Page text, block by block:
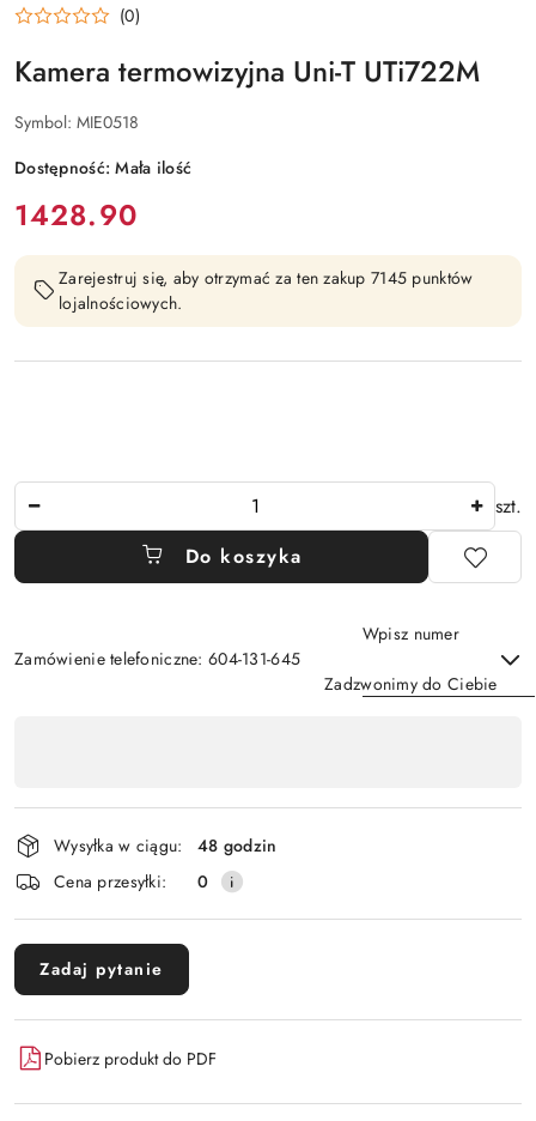
(0)
Kamera termowizyjna Uni-T UTi722M
Symbol: MIE0518
Dostępność:Mała ilość
cena:
1428.90
Zarejestruj się, aby otrzymać za ten zakup 7145 punktów
lojalnościowych.
szt.
Do koszyka
Zamówienie telefoniczne: 604-131-645
Wpisz numer
Zadzwonimy do Ciebie
płatność
i
dostawa
Wysyłka w ciągu:
48 godzin
Cena przesyłki:
0
Zadaj pytanie
Pobierz produkt do PDF